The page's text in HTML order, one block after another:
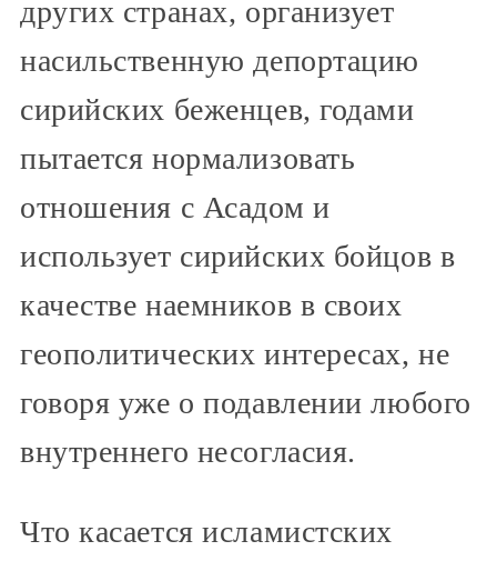
других странах, организует
насильственную депортацию
сирийских беженцев, годами
пытается нормализовать
отношения с Асадом и
использует сирийских бойцов в
качестве наемников в своих
геополитических интересах, не
говоря уже о подавлении любого
внутреннего несогласия.
Что касается исламистских